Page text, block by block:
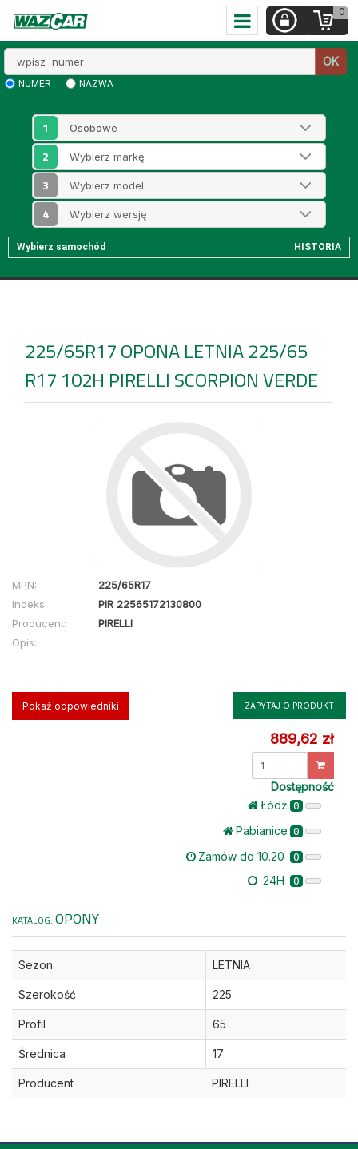
0
numer
OK
NUMER NAZWA
1
2
3
4
Wybierz samochód HISTORIA
225/65R17OPONA LETNIA 225/65
R17 102H PIRELLI SCORPION VERDE
MPN:
225/65R17
Indeks:
PIR 22565172130800
Producent:
PIRELLI
Opis:
Pokaż odpowiedniki ZAPYTAJ O PRODUKT
889,62 zł
Dostępność
Łódż 0
Pabianice 0
Zamów do 10.20 0
24H 0
KATALOG: OPONY
Sezon LETNIA
Szerokość 225
Profil 65
Średnica 17
Producent PIRELLI